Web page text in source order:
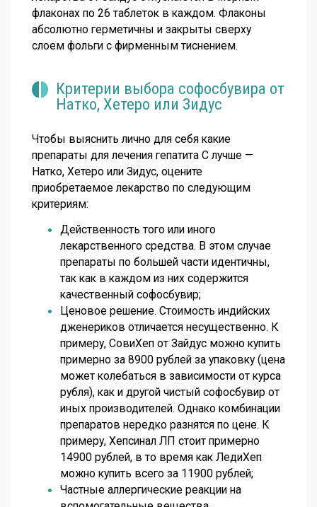
флаконах по 26 таблеток в каждом. Флаконы
абсолютно герметичны и закрыты сверху
слоем фольги с фирменным тиснением.
Критерии выбора софосбувира от
Натко, Хетеро или Зидус
Чтобы выяснить лично для себя какие
препараты для лечения гепатита С лучше —
Натко, Хетеро или Зидус, оцените
приобретаемое лекарство по следующим
критериям:
Действенность того или иного
лекарственного средства. В этом случае
препараты по большей части идентичны,
так как в каждом из них содержится
качественный софосбувир;
Ценовое решение. Стоимость индийских
дженериков отличается несущественно. К
примеру, СовиХеп от Зайдус можно купить
примерно за 8900 рублей за упаковку (цена
может колебаться в зависимости от курса
рубля), как и другой чистый софосбувир от
иных производителей. Однако комбинации
препаратов нередко разнятся по цене. К
примеру, Хепсинал ЛП стоит примерно
14900 рублей, в то время как ЛедиХеп
можно купить всего за 11900 рублей;
Частные аллергические реакции на